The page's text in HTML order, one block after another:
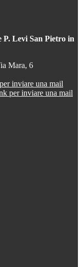
Levi San Pietro in
Mara, 6
inviare una mail
per inviare una mail